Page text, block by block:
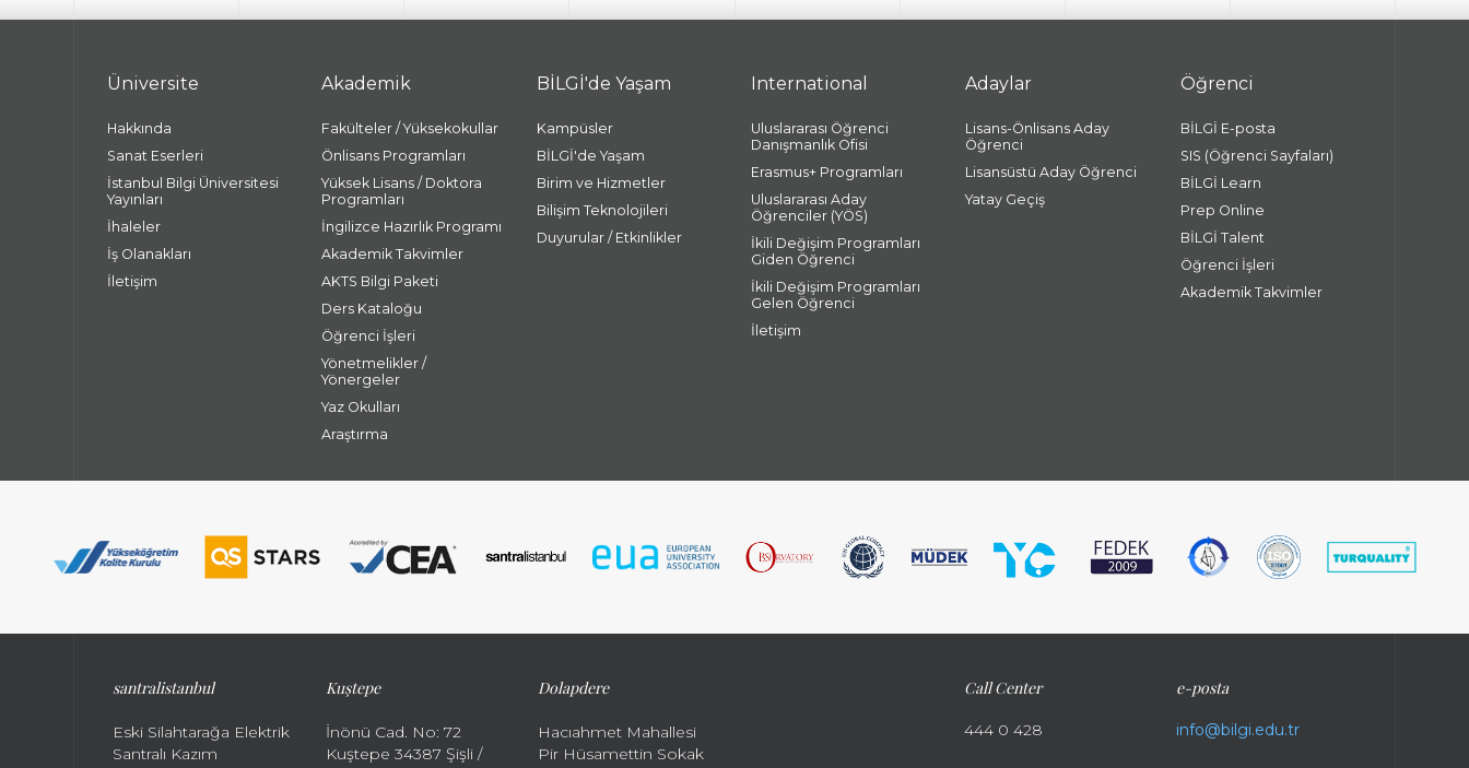
Üniversite
Hakkında
Sanat Eserleri
İstanbul Bilgi Üniversitesi
Yayınları
İhaleler
İş Olanakları
İletişim
Akademik
Fakülteler / Yüksekokullar
Önlisans Programları
Yüksek Lisans / Doktora
Programları
İngilizce Hazırlık Programı
Akademik Takvimler
AKTS Bilgi Paketi
Ders Kataloğu
Öğrenci İşleri
Yönetmelikler /
Yönergeler
Yaz Okulları
Araştırma
BİLGİ'de Yaşam
Kampüsler
BİLGİ'de Yaşam
Birim ve Hizmetler
Bilişim Teknolojileri
Duyurular / Etkinlikler
International
Uluslararası Öğrenci
Danışmanlık Ofisi
Erasmus+ Programları
Uluslararası Aday
Öğrenciler (YÖS)
İkili Değişim Programları
Giden Öğrenci
İkili Değişim Programları
Gelen Öğrenci
İletişim
Adaylar
Lisans-Önlisans Aday
Öğrenci
Lisansüstü Aday Öğrenci
Yatay Geçiş
Öğrenci
BİLGİ E-posta
SIS (Öğrenci Sayfaları)
BİLGİ Learn
Prep Online
BİLGİ Talent
Öğrenci İşleri
Akademik Takvimler
santralistanbul
Eski Silahtarağa Elektrik
Santralı Kazım
Kuştepe
İnönü Cad. No: 72
Kuştepe 34387 Şişli /
Dolapdere
Hacıahmet Mahallesi
Pir Hüsamettin Sokak
Call Center
444 0 428
e-posta
info@bilgi.edu.tr